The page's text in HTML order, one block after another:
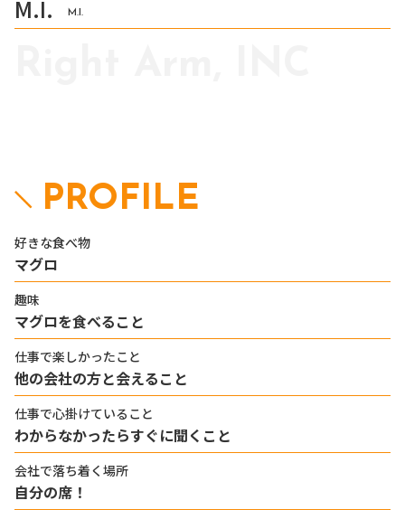
M.I. M.I.
PROFILE
好きな食べ物
マグロ
趣味
マグロを食べること
仕事で楽しかったこと
他の会社の方と会えること
仕事で心掛けていること
わからなかったらすぐに聞くこと
会社で落ち着く場所
自分の席！